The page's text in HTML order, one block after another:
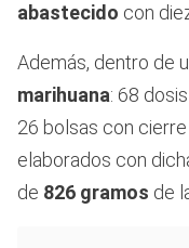
abastecido con
Además, dentro de
marihuana: 68
26 bolsas con
elaborados con
de 826 gramos de